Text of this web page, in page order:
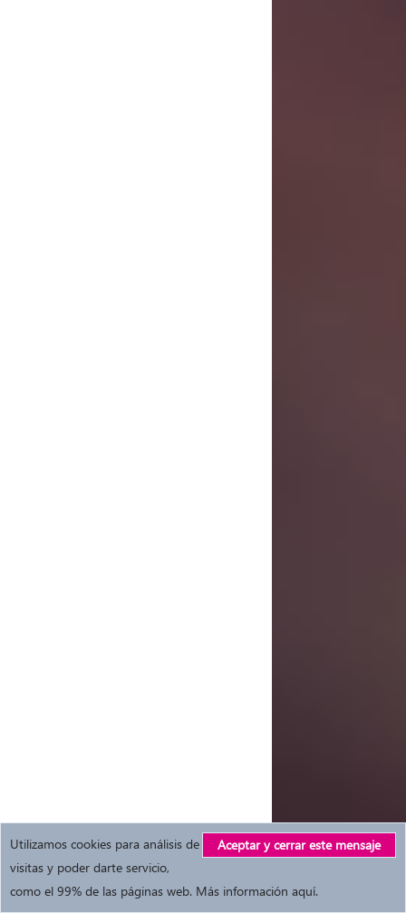
Aceptar y cerrar este mensaje
Utilizamos cookies para análisis de
visitas y poder darte servicio,
como el 99% de las páginas web. Más información aquí.